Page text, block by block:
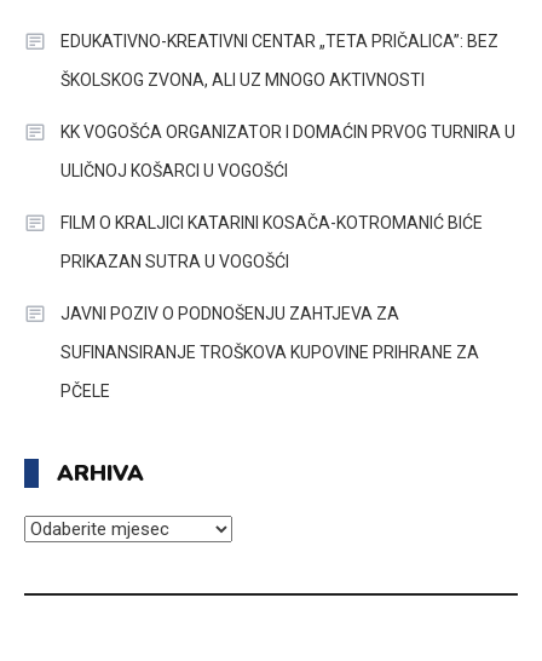
EDUKATIVNO-KREATIVNI CENTAR „TETA PRIČALICA”: BEZ
ŠKOLSKOG ZVONA, ALI UZ MNOGO AKTIVNOSTI
KK VOGOŠĆA ORGANIZATOR I DOMAĆIN PRVOG TURNIRA U
ULIČNOJ KOŠARCI U VOGOŠĆI
FILM O KRALJICI KATARINI KOSAČA-KOTROMANIĆ BIĆE
PRIKAZAN SUTRA U VOGOŠĆI
JAVNI POZIV O PODNOŠENJU ZAHTJEVA ZA
SUFINANSIRANJE TROŠKOVA KUPOVINE PRIHRANE ZA
PČELE
ARHIVA
ARHIVA